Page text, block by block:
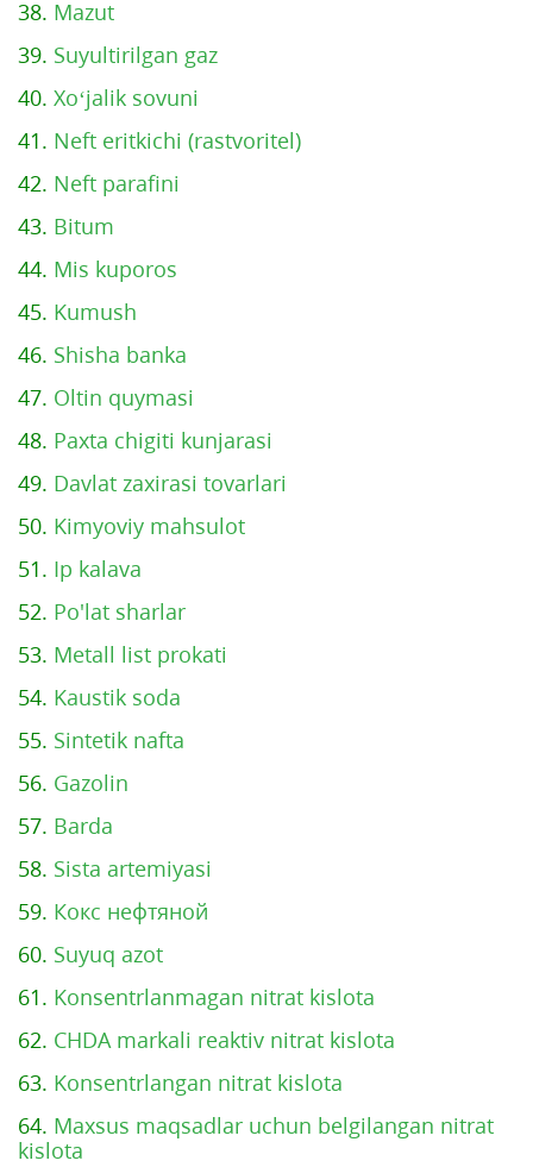
38. Mazut
39. Suyultirilgan gaz
40. Xo‘jalik sovuni
41. Neft eritkichi (rastvoritel)
42. Neft parafini
43. Bitum
44. Mis kuporos
45. Kumush
46. Shisha banka
47. Oltin quymasi
48. Paxta chigiti kunjarasi
49. Davlat zaxirasi tovarlari
50. Kimyoviy mahsulot
51. Ip kalava
52. Po'lat sharlar
53. Metall list prokati
54. Kaustik soda
55. Sintetik nafta
56. Gazolin
57. Barda
58. Sista artemiyasi
59. Кокс нефтяной
60. Suyuq azot
61. Konsentrlanmagan nitrat kislota
62. CHDA markali reaktiv nitrat kislota
63. Konsentrlangan nitrat kislota
64. Maxsus maqsadlar uchun belgilangan nitrat
kislota